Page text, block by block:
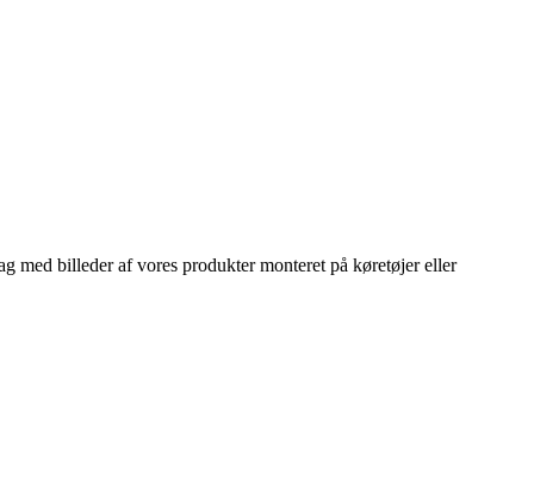
med billeder af vores produkter monteret på køretøjer eller